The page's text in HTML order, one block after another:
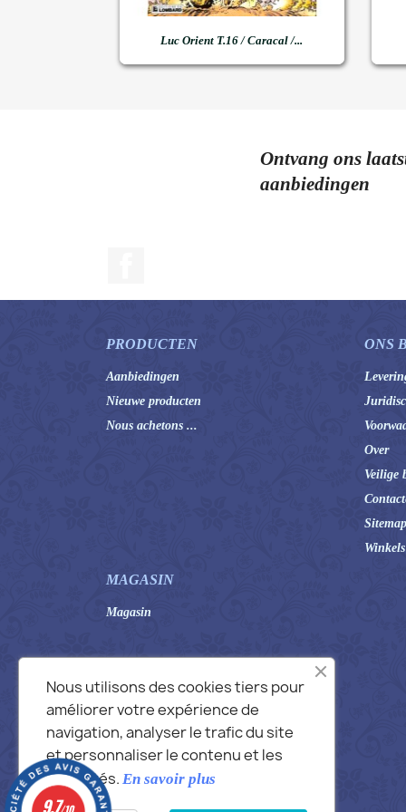
 Snel bekijken
Luc Orient T.16 / Caracal /...
Ontvang ons
aanbiedingen
PRODUCTEN
Aanbiedingen
Nieuwe producten
Nous achetons ...
ONS
Over
Veilige
Sitemap
Winkels
MAGASIN
Magasin
Nous utilisons des cookies tiers pour
améliorer votre expérience de
navigation, analyser le trafic du site
et personnaliser le contenu et les
publicités. En savoir plus
9.7/10